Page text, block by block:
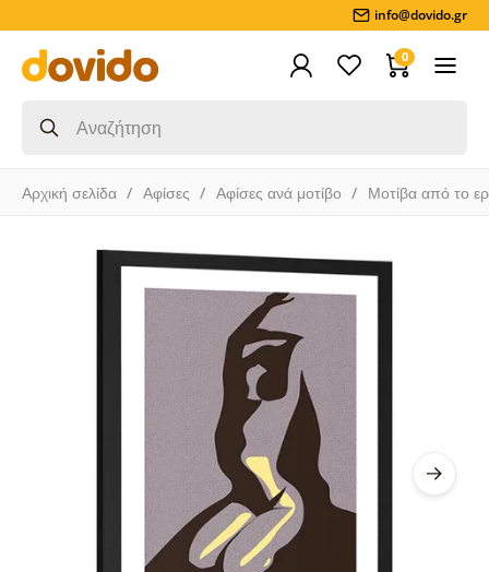
info@dovido.gr
0
Αρχική σελίδα Αφίσες Αφίσες ανά μοτίβο Μοτίβα από το